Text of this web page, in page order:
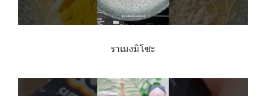
ราเมงมิโซะ